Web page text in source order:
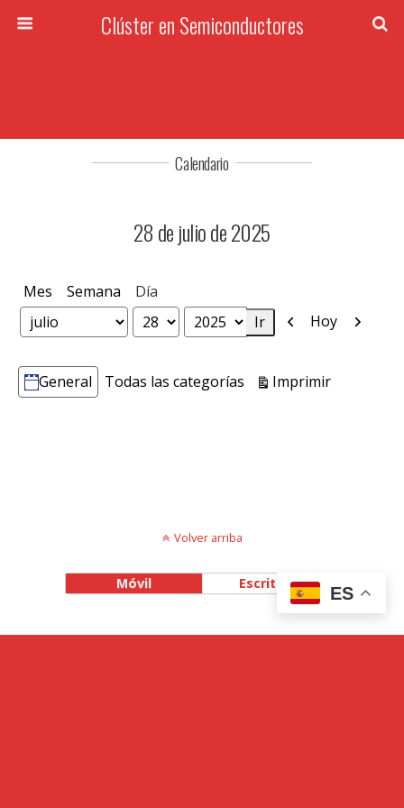
Clúster en Semiconductores
Calendario
28 de julio de 2025
Mes Semana Día
Mes
Día
Año
Anterior
Hoy
Categorías
General Todas las categorías ImprimirVistas
Volver arriba
Móvil Escritorio
ES